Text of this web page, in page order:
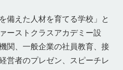
備えた人材を育てる学校」と
ーストクラスアカデミー設
関、一般企業の社員教育、接
営者のプレゼン、スピーチレ